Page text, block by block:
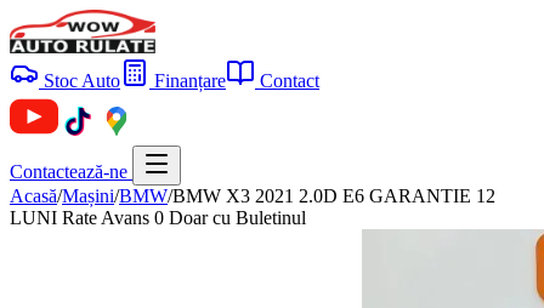
Stoc Auto Finanțare Contact
Contactează-ne
Acasă/Mașini/BMW/BMW X3 2021 2.0D E6 GARANTIE 12
LUNI Rate Avans 0 Doar cu Buletinul